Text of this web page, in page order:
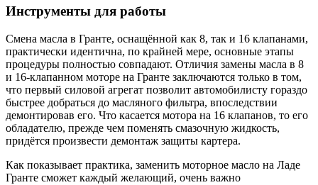
Инструменты для работы
Смена масла в Гранте, оснащённой как 8, так и 16 клапанами,
практически идентична, по крайней мере, основные этапы
процедуры полностью совпадают. Отличия замены масла в 8
и 16-клапанном моторе на Гранте заключаются только в том,
что первый силовой агрегат позволит автомобилисту гораздо
быстрее добраться до масляного фильтра, впоследствии
демонтировав его. Что касается мотора на 16 клапанов, то его
обладателю, прежде чем поменять смазочную жидкость,
придётся произвести демонтаж защиты картера.
Как показывает практика, заменить моторное масло на Ладе
Гранте сможет каждый желающий, очень важно